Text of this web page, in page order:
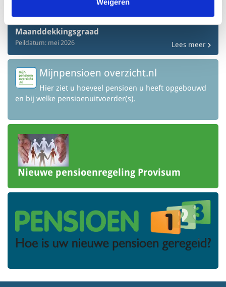
Weigeren
Maanddekkingsgraad
Peildatum: mei 2026 Lees meer
Mijnpensioen overzicht.nl
Hier ziet u hoeveel pensioen u heeft opgebouwd
en bij welke pensioenuitvoerder(s).
Nieuwe pensioenregeling Provisum